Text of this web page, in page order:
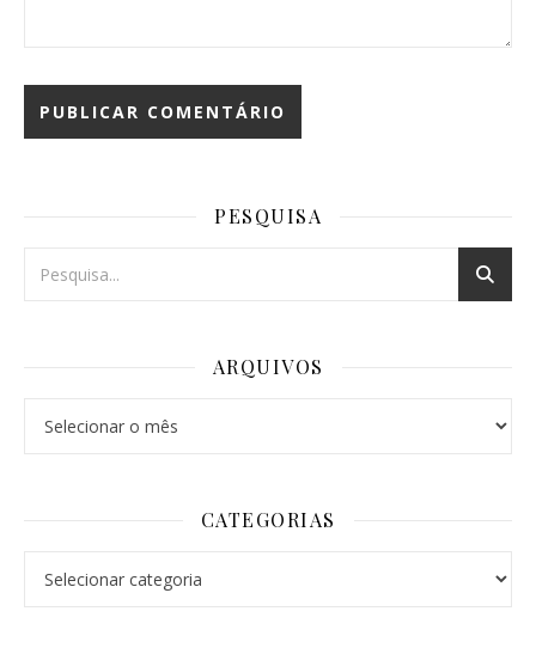
PESQUISA
ARQUIVOS
CATEGORIAS